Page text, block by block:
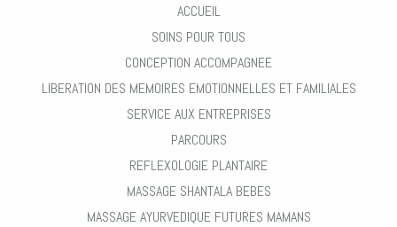
ACCUEIL
SOINS POUR TOUS
CONCEPTION ACCOMPAGNEE
LIBERATION DES MEMOIRES EMOTIONNELLES ET FAMILIALES
SERVICE AUX ENTREPRISES
PARCOURS
REFLEXOLOGIE PLANTAIRE
MASSAGE SHANTALA BEBES
MASSAGE AYURVEDIQUE FUTURES MAMANS